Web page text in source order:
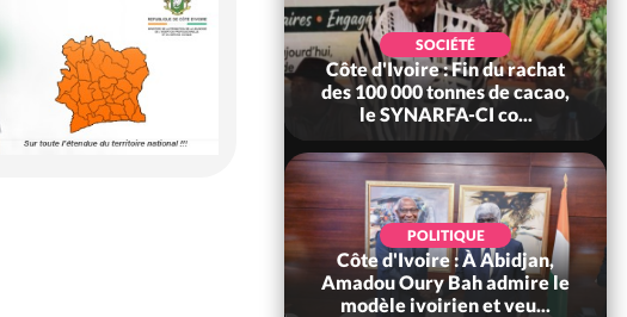
POLITIQUE
d'Ivoire : Fête nationale,
Alassane Ouattara accorde
la grâce à 4 661...
SOCIÉTÉ
Côte d'Ivoire : Fin du rachat
des 100 000 tonnes de cacao,
le SYNARFA-CI co...
POLITIQUE
Côte d'Ivoire : À Abidjan,
Amadou Oury Bah admire le
modèle ivoirien et veu...